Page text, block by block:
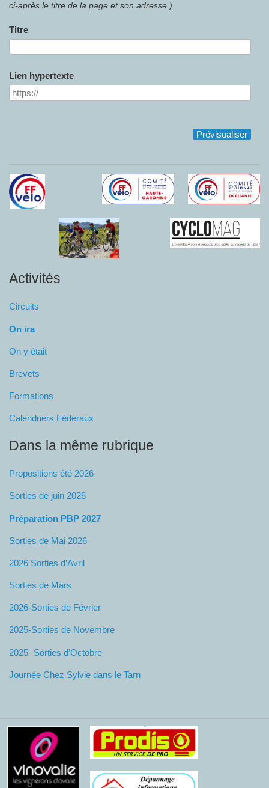
ci-après le titre de la page et son adresse.)
Titre
Lien hypertexte
Activités
Circuits
On ira
On y était
Brevets
Formations
Calendriers Fédéraux
Dans la même rubrique
Propositions été 2026
Sorties de juin 2026
Préparation PBP 2027
Sorties de Mai 2026
2026 Sorties d’Avril
Sorties de Mars
2026-Sorties de Février
2025-Sorties de Novembre
2025- Sorties d’Octobre
Journée Chez Sylvie dans le Tarn